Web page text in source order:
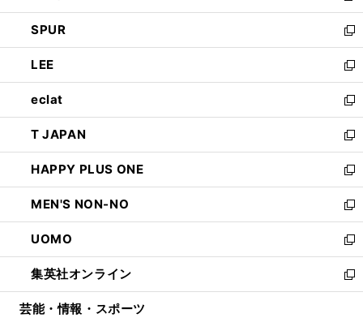
ウ
で
開
く
ン
ド
ウ
で
開
く
ウ
ィ
ン
ド
ウ
で
開
く
し
い
ウ
ィ
ン
ド
ウ
で
開
く
SPUR
新
し
い
ウ
ィ
ン
ド
ウ
で
開
く
LEE
新
し
い
ウ
ィ
ン
ド
ウ
で
開
く
eclat
新
し
い
ウ
ィ
ン
ド
ウ
で
開
く
T JAPAN
新
し
い
ウ
ィ
ン
ド
ウ
で
開
HAPPY PLUS ONE
新
し
い
ウ
ィ
ン
ド
ウ
MEN'S NON-NO
新
し
い
ウ
ィ
ン
UOMO
新
し
い
ウ
集英社オンライン
新
し
芸能・情報・スポーツ